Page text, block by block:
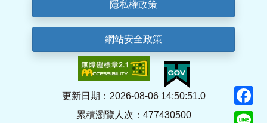
隱私權政策
網站安全政策
更新日期：2026-08-06 14:50:51.0
累積瀏覽人次：477430500